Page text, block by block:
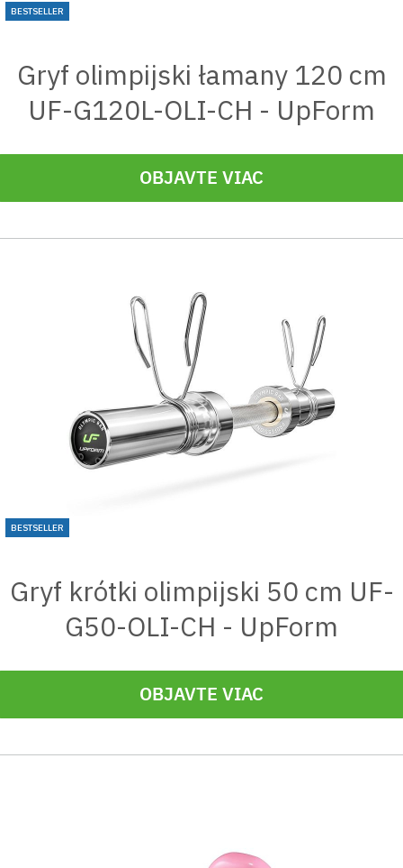
BESTSELLER
Gryf olimpijski łamany 120 cm
UF-G120L-OLI-CH - UpForm
OBJAVTE VIAC
BESTSELLER
Gryf krótki olimpijski 50 cm UF-
G50-OLI-CH - UpForm
OBJAVTE VIAC